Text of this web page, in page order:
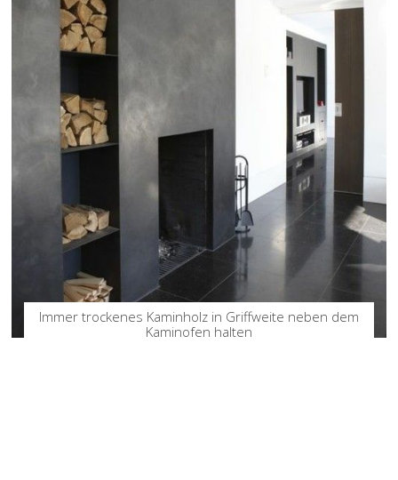
Immer trockenes Kaminholz in Griffweite neben dem
Kaminofen halten